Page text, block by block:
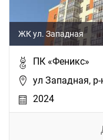
ЖК ул. Западная
ПК «Феникс»
ул Западная,
2024